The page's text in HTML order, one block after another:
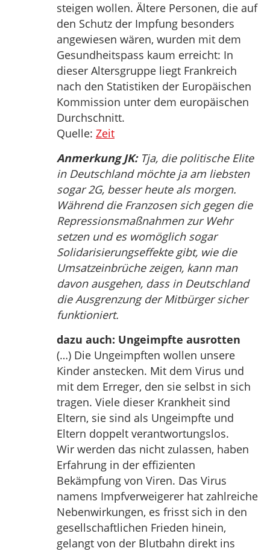
steigen wollen. Ältere Personen, die auf
den Schutz der Impfung besonders
angewiesen wären, wurden mit dem
Gesundheitspass kaum erreicht: In
dieser Altersgruppe liegt Frankreich
nach den Statistiken der Europäischen
Kommission unter dem europäischen
Durchschnitt.
Quelle: Zeit
Anmerkung JK:Tja, die politische Elite
in Deutschland möchte ja am liebsten
sogar 2G, besser heute als morgen.
Während die Franzosen sich gegen die
Repressionsmaßnahmen zur Wehr
setzen und es womöglich sogar
Solidarisierungseffekte gibt, wie die
Umsatzeinbrüche zeigen, kann man
davon ausgehen, dass in Deutschland
die Ausgrenzung der Mitbürger sicher
funktioniert.
dazu auch: Ungeimpfte ausrotten
(…) Die Ungeimpften wollen unsere
Kinder anstecken. Mit dem Virus und
mit dem Erreger, den sie selbst in sich
tragen. Viele dieser Krankheit sind
Eltern, sie sind als Ungeimpfte und
Eltern doppelt verantwortungslos.
Wir werden das nicht zulassen, haben
Erfahrung in der effizienten
Bekämpfung von Viren. Das Virus
namens Impfverweigerer hat zahlreiche
Nebenwirkungen, es frisst sich in den
gesellschaftlichen Frieden hinein,
gelangt von der Blutbahn direkt ins